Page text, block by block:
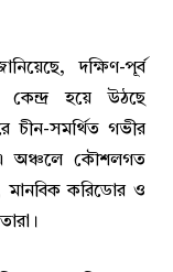
দক্ষিণ-পূর্ব
কেন্দ্র হয়ে উঠছে
চীন-সমর্থিত গভীর
এ অঞ্চলে কৌশলগত
মানবিক করিডোর ও